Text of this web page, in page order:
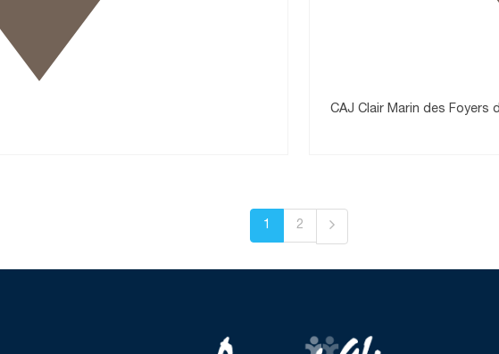
CAJ Clair Marin des Foyers
1 2